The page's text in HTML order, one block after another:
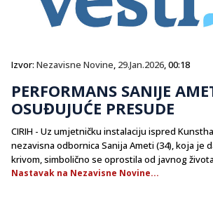
Izvor: Nezavisne Novine, 29.Jan.2026, 00:18
PERFORMANS SANIJE
OSUĐUJUĆE PRESUDE
CIRIH - Uz umjetničku instalaciju ispred
nezavisna odbornica Sanija Ameti (34), koja je
krivom, simbolično se oprostila od javnog
Nastavak na Nezavisne Novine...